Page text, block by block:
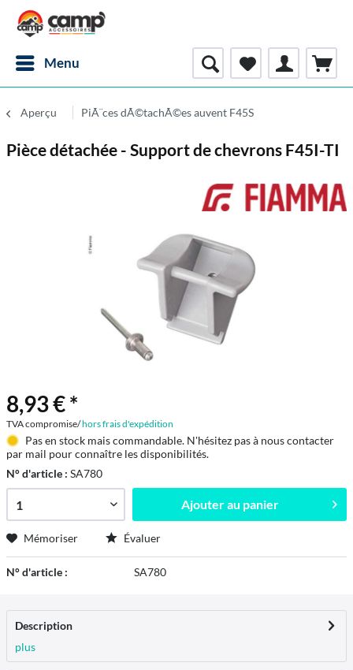
Menu
Aperçu PiÃ¨ces dÃ©tachÃ©es auvent F45S
Pièce détachée - Support de chevrons F45I-TI
8,93 € *
TVA compromise/hors frais d'expédition
Pas en stock mais commandable. N'hésitez pas à nous contacter
par mail pour connaître les disponibilités.
N° d'article : SA780
Ajouter au panier
Mémoriser Évaluer
N° d'article : SA780
Description
plus